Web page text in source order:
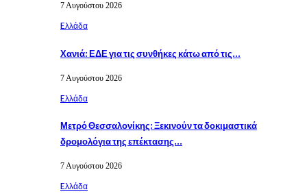
7 Αυγούστου 2026
Eλλάδα
Χανιά: ΕΔΕ για τις συνθήκες κάτω από τις…
7 Αυγούστου 2026
Eλλάδα
Μετρό Θεσσαλονίκης: Ξεκινούν τα δοκιμαστικά
δρομολόγια της επέκτασης…
7 Αυγούστου 2026
Eλλάδα